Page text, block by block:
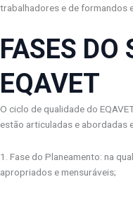
trabalhadores e de formandos
FASES DO
EQAVET
O ciclo de qualidade do
estão articuladas e abordadas
1. Fase do Planeamento: na
apropriados e mensuráveis;